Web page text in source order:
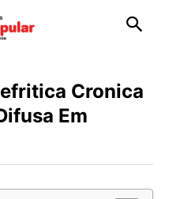
Cronica
Em